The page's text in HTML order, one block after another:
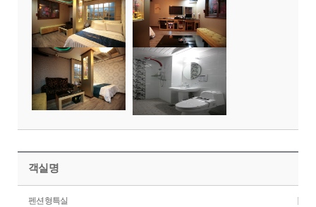
객실명
펜션형특실